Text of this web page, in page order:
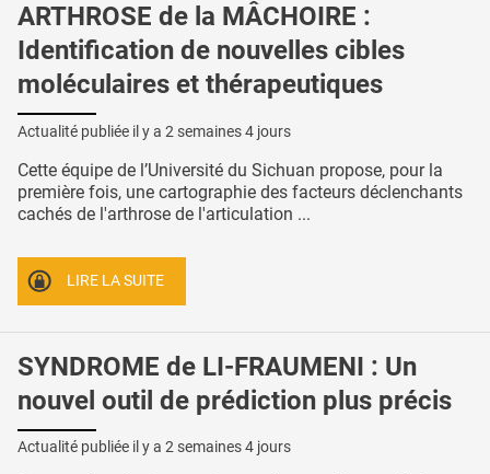
ARTHROSE de la MÂCHOIRE :
Identification de nouvelles cibles
moléculaires et thérapeutiques
Actualité publiée il y a 2 semaines 4 jours
Cette équipe de l’Université du Sichuan propose, pour la
première fois, une cartographie des facteurs déclenchants
cachés de l'arthrose de l'articulation ...
LIRE LA SUITE
SYNDROME de LI-FRAUMENI : Un
nouvel outil de prédiction plus précis
Actualité publiée il y a 2 semaines 4 jours